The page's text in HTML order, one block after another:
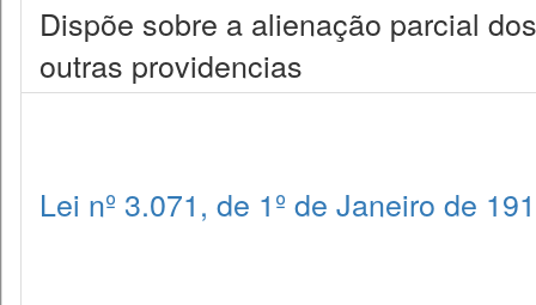
Dispõe sobre a alienação parcial
outras providencias
Lei nº 3.071, de 1º de Janeiro de